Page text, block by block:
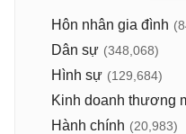
Hôn nhân gia đình
Dân sự (348,068)
Hình sự (129,684)
Kinh doanh thương
Hành chính (20,983)